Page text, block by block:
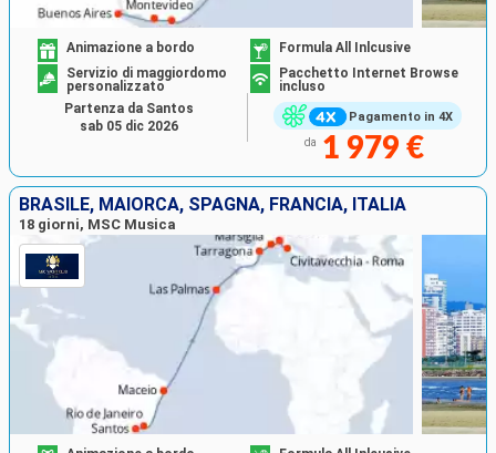
Pagamento in 4X
Animazione a bordo
Formula All Inlcusive
Servizio di maggiordomo
personalizzato
Pacchetto Internet Browse
incluso
da 1 979 €
Partenza da Santos
sab 05 dic 2026
BRASILE, MAIORCA, SPAGNA, FRANCIA, ITALIA
18 giorni, MSC Musica